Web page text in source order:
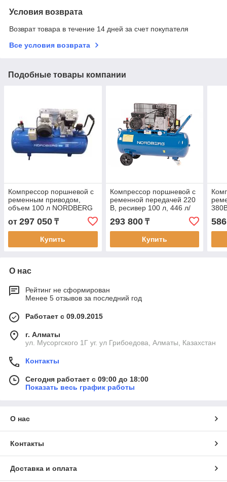
Условия возврата
Возврат товара в течение 14 дней за счет покупателя
Все условия возврата
Подобные товары компании
Компрессор поршневой с
ременным приводом,
объем 100 л NORDBERG
ECO NCE100/400-380
от 297 050 ₸
Купить
Компрессор поршневой с
ременной передачей 220
В, ресивер 100 л, 446 л/
293 800₸
Купить
О нас
Рейтинг не сформирован
Менее 5 отзывов за последний год
Работает с 09.09.2015
г. Алматы
ул. Мусоргского 1Г уг. ул Грибоедова, Алматы, Казахстан
Контакты
Сегодня работает с 09:00 до 18:00
Показать весь график работы
О нас
Контакты
Доставка и оплата